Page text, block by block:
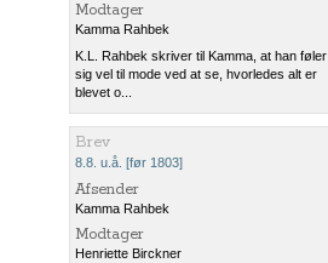
Modtager
Kamma Rahbek
K.L. Rahbek skriver til Kamma, at han føler
sig vel til mode ved at se, hvorledes alt er
blevet o...
Brev
8.8. u.å. [før 1803]
Afsender
Kamma Rahbek
Modtager
Henriette Birckner